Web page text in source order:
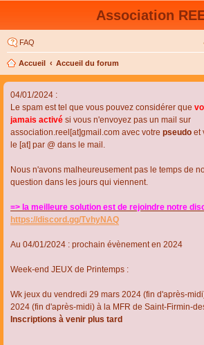
Association
FAQ
Accueil Accueil du forum
04/01/2024 :
Le spam est tel que vous pouvez considérer que
jamais activé si vous n'envoyez pas un mail sur
association.reel[at]gmail.com avec votre pseudo et
le [at] par @ dans le mail.
Nous n'avons malheureusement pas le temps de
question dans les jours qui viennent.
=> la meilleure solution est de rejoindre notre
https://discord.gg/TvhyNAQ
Au 04/01/2024 : prochain évènement en 2024
Week-end JEUX de Printemps :
Wk jeux du vendredi 29 mars 2024 (fin d'après-
2024 (fin d'après-midi) à la MFR de Saint-Firmin-
Inscriptions à venir plus tard